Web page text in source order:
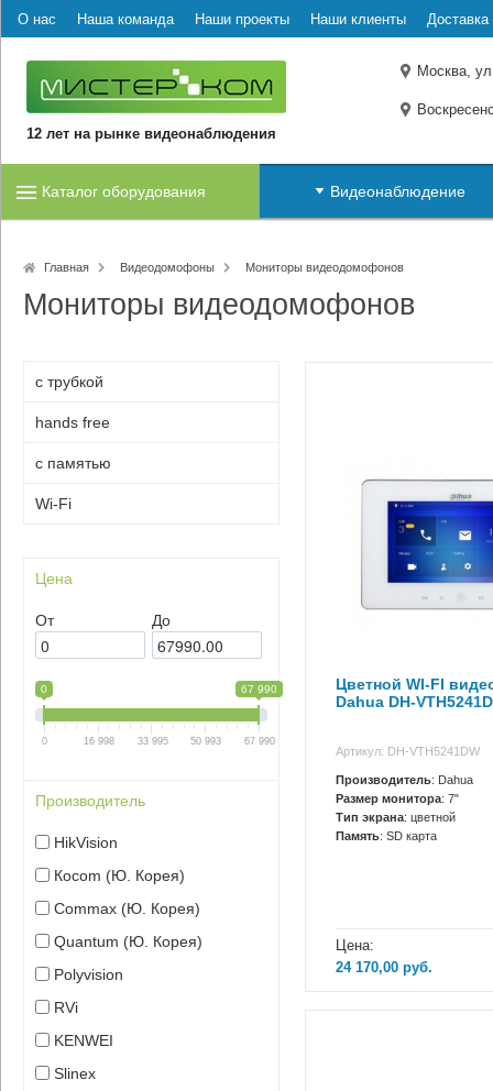
О нас Наша команда Наши проекты Наши клиенты Доставка
12 лет на рынке видеонаблюдения
Москва,
Каталог оборудования Видеонаблюдение
Главная Видеодомофоны Мониторы видеодомофонов
Мониторы видеодомофонов
с трубкой
hands free
с памятью
Wi-Fi
Цена
От До
0 67 990
0 16 998 33 995 50 993 67 990
Производитель
HikVision
Кocom (Ю. Корея)
Сommax (Ю. Корея)
Quantum (Ю. Корея)
Polyvision
RVi
KENWEI
Slinex
Цветной WI-FI
Dahua DH-
Артикул: DH-VTH5241DW
Производитель: Dahua
Размер монитора: 7"
Тип экрана: цветной
Память: SD карта
Цена:
24 170,00 руб.